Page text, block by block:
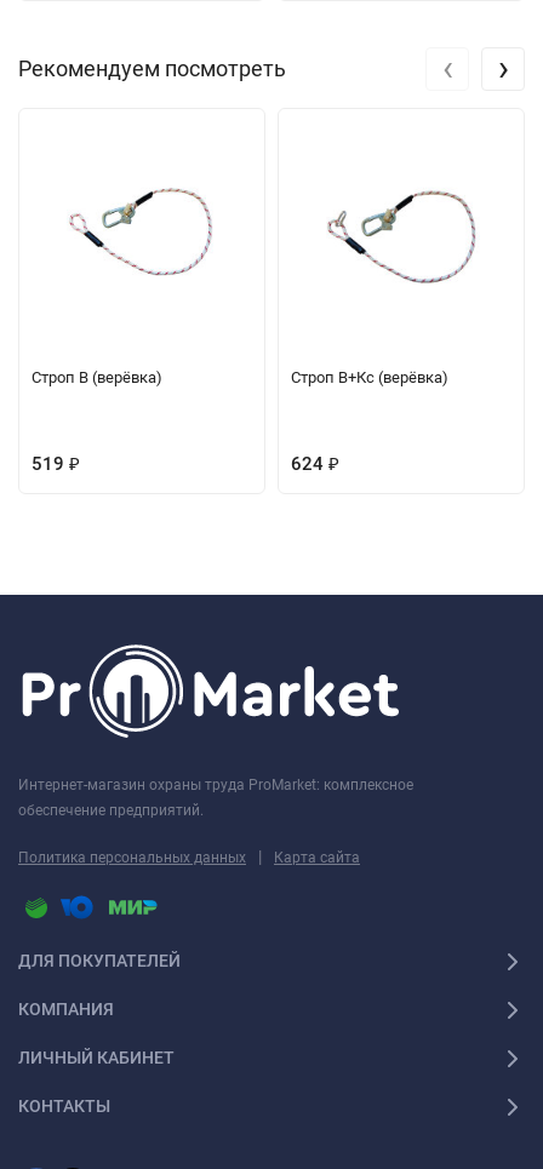
Рекомендуем посмотреть
Строп В (верёвка)
519 ₽
Строп В+Кс (верёвка)
624 ₽
‹ ›
Интернет-магазин охраны труда ProMarket: комплексное
обеспечение предприятий.
Политика персональных данных | Карта сайта
ДЛЯ ПОКУПАТЕЛЕЙ
КОМПАНИЯ
ЛИЧНЫЙ КАБИНЕТ
КОНТАКТЫ